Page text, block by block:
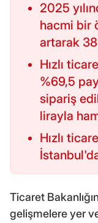
2025
hacmi bir
artarak
Hızlı
%69,5
sipariş
lirayla
Hızlı
Ticaret
gelişmelere yer